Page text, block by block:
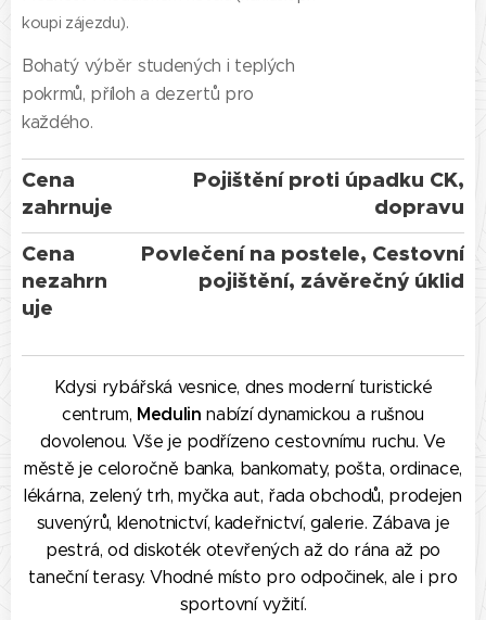
koupi zájezdu).
Bohatý výběr studených i teplých
pokrmů, příloh a dezertů pro
každého.
Cena
zahrnuje
Pojištění proti úpadku CK,
dopravu
Cena
nezahrn
uje
Povlečení na postele, Cestovní
pojištění, závěrečný úklid
Kdysi rybářská vesnice, dnes moderní turistické
centrum, Medulin nabízí dynamickou a rušnou
dovolenou. Vše je podřízeno cestovnímu ruchu. Ve
městě je celoročně banka, bankomaty, pošta, ordinace,
lékárna, zelený trh, myčka aut, řada obchodů, prodejen
suvenýrů, klenotnictví, kadeřnictví, galerie. Zábava je
pestrá, od diskoték otevřených až do rána až po
taneční terasy. Vhodné místo pro odpočinek, ale i pro
sportovní vyžití.